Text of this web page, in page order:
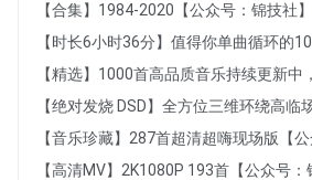
【合集】1984-2020【公众号：锦技社】
【音乐珍藏】287首超清超嗨现场版【公
【高清MV】2K1080P 193首【公众号：